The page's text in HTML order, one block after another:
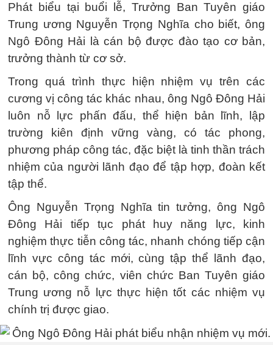
Phát biểu tại buổi lễ, Trưởng Ban Tuyên giáo
Trung ương Nguyễn Trọng Nghĩa cho biết, ông
Ngô Đông Hải là cán bộ được đào tạo cơ bản,
trưởng thành từ cơ sở.
Trong quá trình thực hiện nhiệm vụ trên các
cương vị công tác khác nhau, ông Ngô Đông Hải
luôn nỗ lực phấn đấu, thể hiện bản lĩnh, lập
trường kiên định vững vàng, có tác phong,
phương pháp công tác, đặc biệt là tinh thần trách
nhiệm của người lãnh đạo để tập hợp, đoàn kết
tập thể.
Ông Nguyễn Trọng Nghĩa tin tưởng, ông Ngô
Đông Hải tiếp tục phát huy năng lực, kinh
nghiệm thực tiễn công tác, nhanh chóng tiếp cận
lĩnh vực công tác mới, cùng tập thể lãnh đạo,
cán bộ, công chức, viên chức Ban Tuyên giáo
Trung ương nỗ lực thực hiện tốt các nhiệm vụ
chính trị được giao.